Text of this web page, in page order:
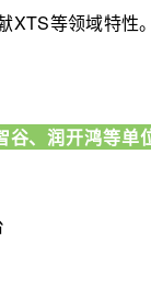
XTS等领域特性
谷、润开鸿等单